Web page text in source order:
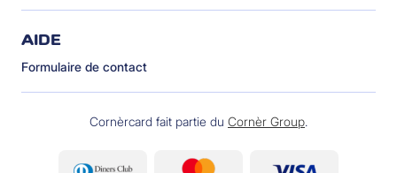
AIDE
Formulaire de contact
Cornèrcard fait partie du Cornèr Group.